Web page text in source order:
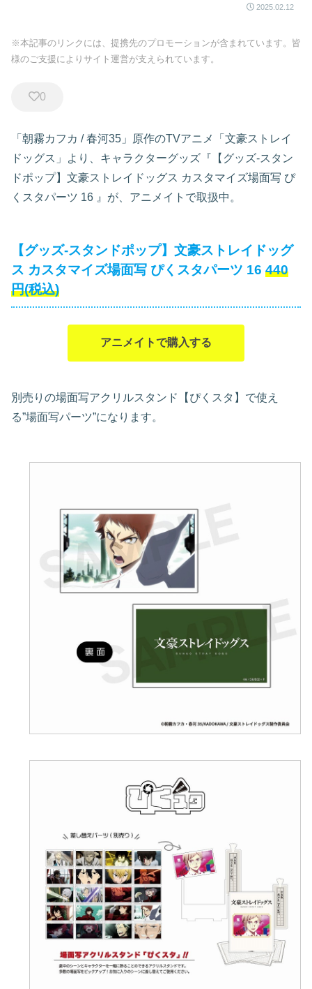
2025.02.12
※本記事のリンクには、提携先のプロモーションが含まれています。皆
様のご支援によりサイト運営が支えられています。
0
「朝霧カフカ / 春河35」原作のTVアニメ「文豪ストレイ
ドッグス」より、キャラクターグッズ『【グッズ-スタン
ドポップ】文豪ストレイドッグス カスタマイズ場面写 ぴ
くスタパーツ 16 』が、アニメイトで取扱中。
【グッズ-スタンドポップ】文豪ストレイドッグ
ス カスタマイズ場面写 ぴくスタパーツ 16 440
円(税込)
アニメイトで購入する
別売りの場面写アクリルスタンド【ぴくスタ】で使え
る”場面写パーツ”になります。